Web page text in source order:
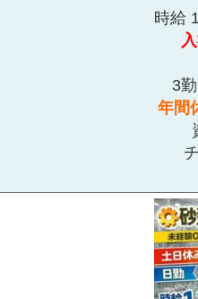
時給
3
年間